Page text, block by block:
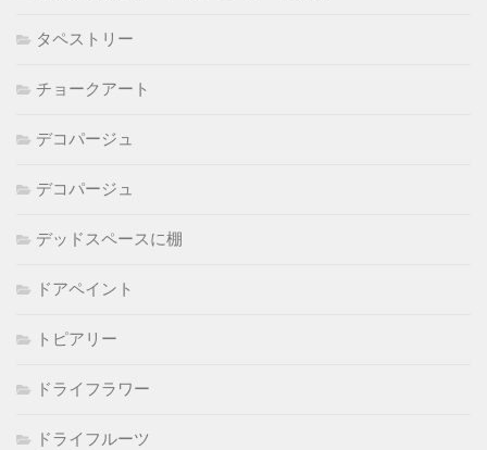
タペストリー
チョークアート
デコパージュ
デコパージュ
デッドスペースに棚
ドアペイント
トピアリー
ドライフラワー
ドライフルーツ